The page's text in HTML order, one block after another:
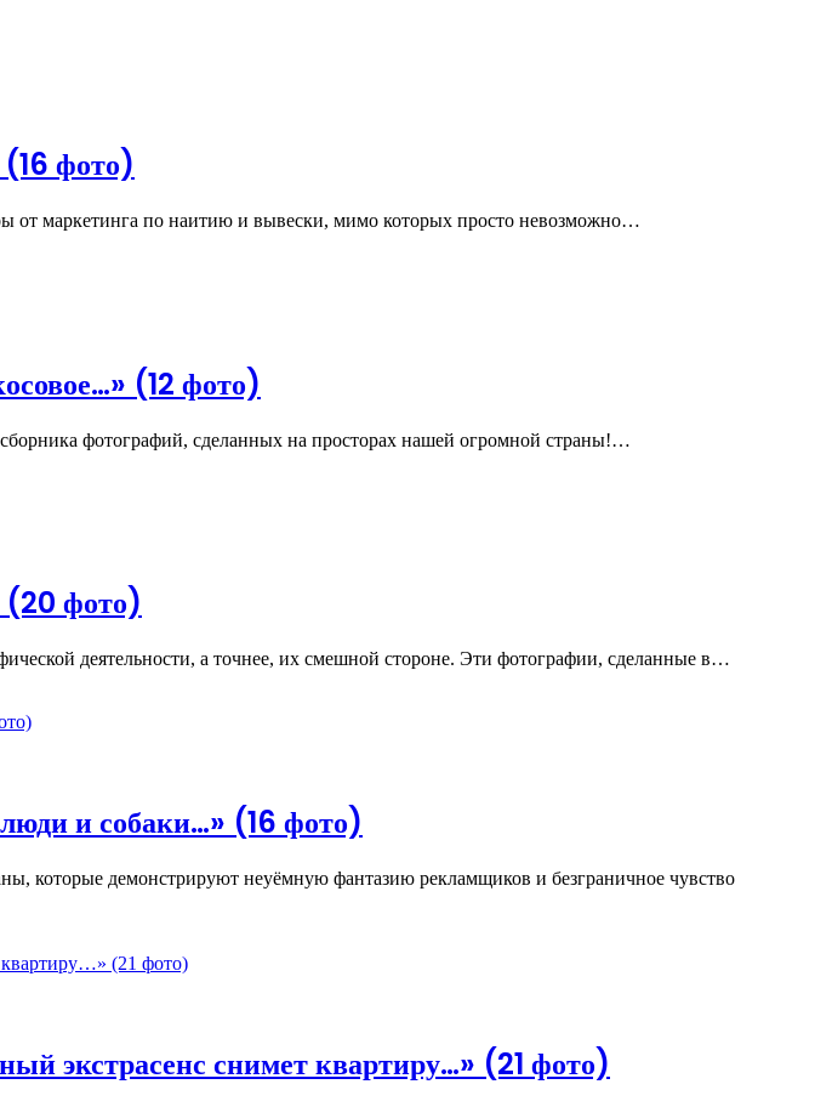
(16 фото)
от маркетинга по наитию и вывески, мимо которых просто невозможно…
(12 фото)
фотографий, сделанных на просторах нашей огромной страны!…
(20 фото)
деятельности, а точнее, их смешной стороне. Эти фотографии, сделанные в…
и собаки…» (16 фото)
которые демонстрируют неуёмную фантазию рекламщиков и безграничное чувство
экстрасенс снимет квартиру…» (21 фото)